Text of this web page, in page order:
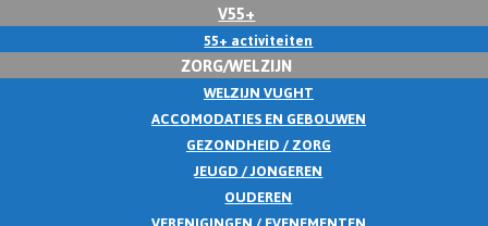
V55+
55+ activiteiten
ZORG/WELZIJN
WELZIJN VUGHT
ACCOMODATIES EN GEBOUWEN
GEZONDHEID / ZORG
JEUGD / JONGEREN
OUDEREN